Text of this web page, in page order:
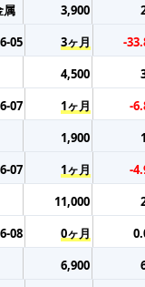
属 3,900
05 3ヶ月
-
4,500
07 1ヶ月
-
1,900
07 1ヶ月
-
11,000
08 0ヶ月
6,900